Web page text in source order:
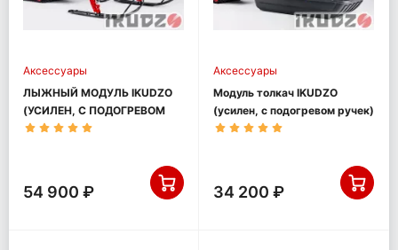
Аксессуары
ЛЫЖНЫЙ МОДУЛЬ IKUDZO
(УСИЛЕН, С ПОДОГРЕВОМ
РУЧЕК)
54 900 ₽
Аксессуары
Модуль толкач IKUDZO
(усилен, с подогревом ручек)
34 200 ₽